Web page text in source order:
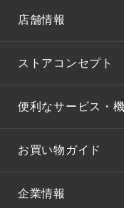
店舗情報
ストアコンセプト
便利なサービス・
お買い物ガイド
企業情報